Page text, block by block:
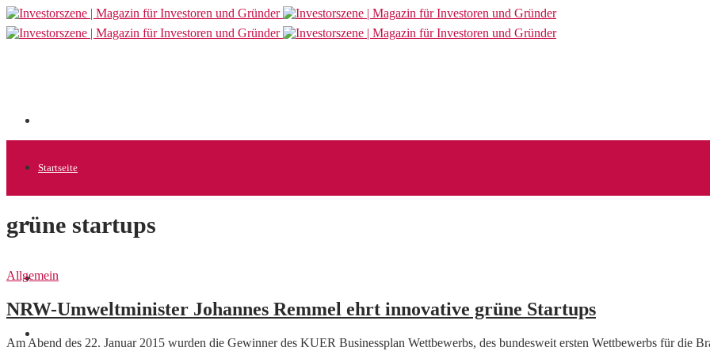
Startseite
Allgemein
Startups
grüne startups
Allgemein
NRW-Umweltminister Johannes Remmel ehrt innovative grüne Startups
Am Abend des 22. Januar 2015 wurden die Gewinner des KUER Businessplan Wettbewerbs, des bundesweit ersten Wettbewerbs für die